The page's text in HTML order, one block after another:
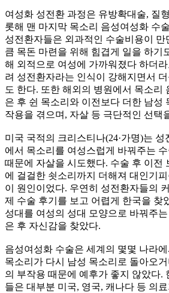
여성화 성전환 과정은 유방확대술, 질
롯해 맨 마지막 목소리 음성여성화 수
성전환자들은 외과적인 수술비용이
큼 목돈 마련을 위해 힘겹게 일을 하기
해 외적으로 여성에 가까워졌다 하더
려 성전환자라는 인식이 강해지면서 더
도 한다. 또한 해외의 병원에서 목소리
은 후 쉰 목소리와 이전보다 더한 남성
작용을 겪으며, 자살 등 극단적인 선택
미국 국적의 크리스티나(24·가명)는 성
에서 목소리를 여성스럽게 바꿔주는
때문에 자살을 시도했다. 수술 후 이전
에 걸걸한 쇳소리까지 더해져 대인기
이 원인이었다. 우연히 성전환자들의
제 수술 후기를 보고 어렵게 한국을 찾
성대를 여성의 성대 모양으로 바꿔주
은 후 자신감을 찾았다.
음성여성화 수술은 세계의 몇몇 나라
목소리가 다시 남성 목소리로 돌아오
의 부작용 때문에 예후가 좋지 않았다.
들은 대부분 미국, 영국, 캐나다 등 의